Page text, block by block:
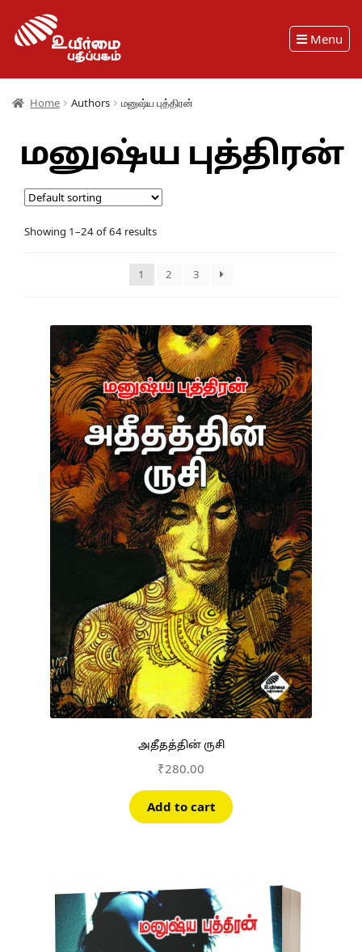
Menu
Home Authors மனுஷ்ய புத்திரன்
மனுஷ்ய புத்திரன்
Showing 1–24 of 64 results
1 2 3
அதீதத்தின் ருசி
₹280.00
Add to cart